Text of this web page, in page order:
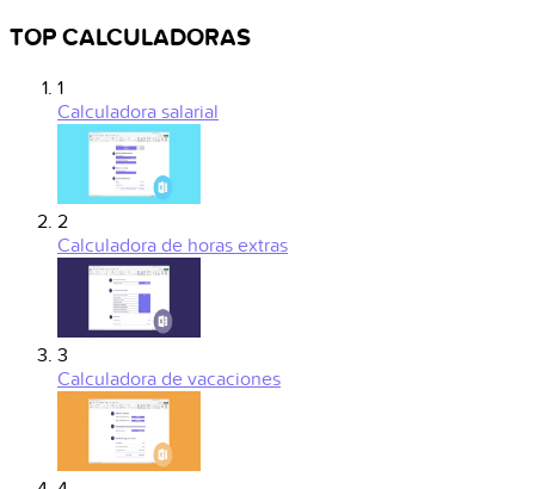
TOP CALCULADORAS
1
Calculadora salarial
2
Calculadora de horas extras
3
Calculadora de vacaciones